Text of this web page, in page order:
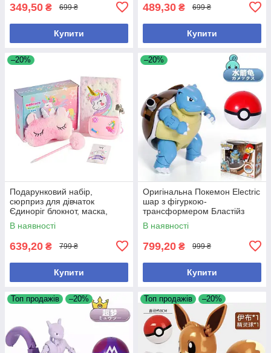
349,50 ₴ 699 ₴
Купити
489,30 ₴ 699 ₴
Купити
–20%
Подарунковий набір,
сюрприз для дівчаток
Єдиноріг блокнот, маска,
ручка, заколки, гаманець
В наявності
639,20 ₴ 799 ₴
Купити
–20%
Оригінальна Покемон Electric
шар з фігуркою-
трансформером Бластійз
В наявності
799,20 ₴ 999 ₴
Купити
Топ продажів –20% Топ продажів –20%